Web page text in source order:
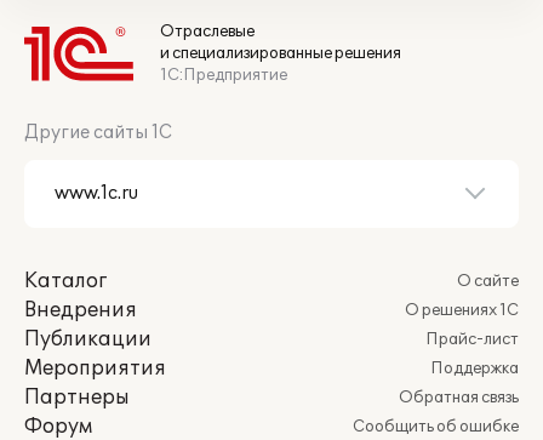
Отраслевые
и специализированные решения
1С:Предприятие
Другие сайты 1С
Каталог
Внедрения
Публикации
Мероприятия
Партнеры
Форум
О сайте
О решениях 1С
Прайс-лист
Поддержка
Обратная связь
Сообщить об ошибке